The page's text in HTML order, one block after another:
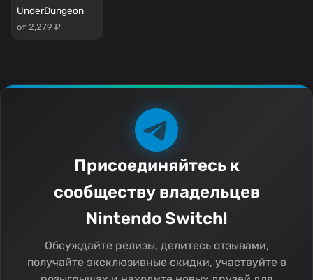
UnderDungeon
от 2,279 ₽
Присоединяйтесь к
сообществу владельцев
Nintendo Switch!
Обсуждайте релизы, делитесь отзывами,
получайте эксклюзивные скидки, участвуйте в